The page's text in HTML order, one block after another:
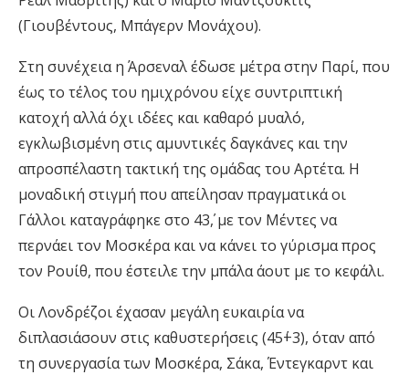
(Γιουβέντους, Μπάγερν Μονάχου).
Στη συνέχεια η Άρσεναλ έδωσε μέτρα στην Παρί, που
έως το τέλος του ημιχρόνου είχε συντριπτική
κατοχή αλλά όχι ιδέες και καθαρό μυαλό,
εγκλωβισμένη στις αμυντικές δαγκάνες και την
απροσπέλαστη τακτική της ομάδας του Αρτέτα. Η
μοναδική στιγμή που απείλησαν πραγματικά οι
Γάλλοι καταγράφηκε στο 43΄, με τον Μέντες να
περνάει τον Μοσκέρα και να κάνει το γύρισμα προς
τον Ρουίθ, που έστειλε την μπάλα άουτ με το κεφάλι.
Οι Λονδρέζοι έχασαν μεγάλη ευκαιρία να
διπλασιάσουν στις καθυστερήσεις (45΄+3), όταν από
τη συνεργασία των Μοσκέρα, Σάκα, Έντεγκαρντ και